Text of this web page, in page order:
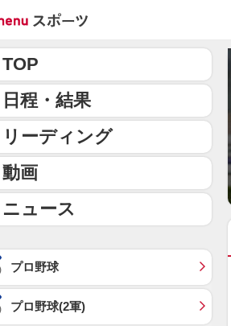
TOP
日程・結果
リーディング
動画
ニュース
プロ野球
プロ野球(2軍)